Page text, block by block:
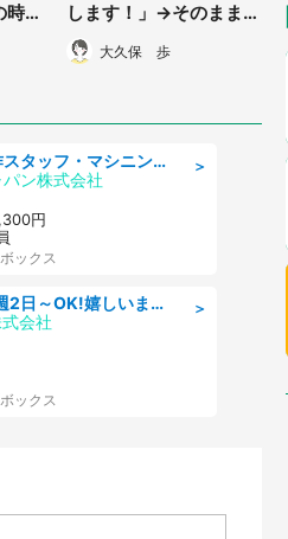
時
か
40
します！」→そのまま階
段を... 生涯忘れられな
い「少女漫画みたいな出
大久保 歩
＞
自動加工機の操作スタッフ・マシニングセンタ/工業系卒歓迎/未経験OK/ブランクOK/週休2日制/年間休日125日
ン株式会社
円
ックス
＞
ホールスタッフ/週2日～OK!嬉しいまかない付き/岡山県/浅口郡里庄町
会社
ックス